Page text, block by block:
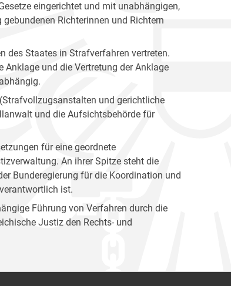
eingerichtet und mit unabhängigen,
Richterinnen und Richtern
des Staates in Strafverfahren vertreten.
und die Vertretung der Anklage
und gerichtliche
und die Aufsichtsbehörde für
für eine geordnete
An ihrer Spitze steht die
Bunderegierung für die Koordination und
ist.
Führung von Verfahren durch die
Justiz den Rechts- und